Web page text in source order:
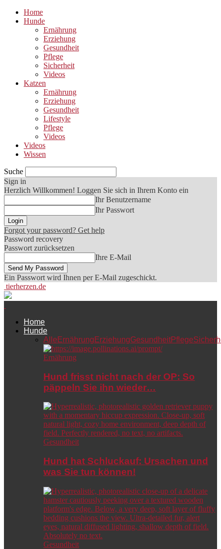
Home
Hunde
Ernährung
Erziehung
Gesundheit
Pflege
Sicherheit
Videos
Katzen
Ernährung
Erziehung
Gesundheit
Lifestyle
Pflege
Videos
Videos
Wissen
Suche
Sign in
Herzlich Willkommen! Loggen Sie sich in Ihrem Konto ein
Ihr Benutzername
Ihr Passwort
Forgot your password? Get help
Password recovery
Passwort zurücksetzen
Ihre E-Mail
Ein Passwort wird Ihnen per E-Mail zugeschickt.
tierherzen.de
Home
Hunde
Alle Ernährung ErziehungGesundheitPflege
Ernährung
Hund frisst nicht nach der OP: So
päppeln Sie ihn wieder…
Gesundheit
Hund hat Schluckauf: Ursachen und
was Sie tun können!
Gesundheit